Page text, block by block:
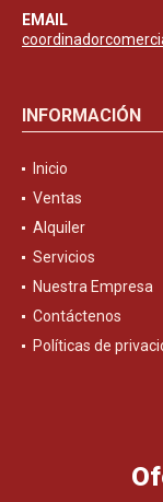
EMAIL
INFORMACIÓN
Inicio
Ventas
Alquiler
Servicios
Nuestra Empresa
Contáctenos
Políticas de